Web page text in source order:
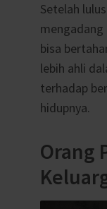
Setelah
bisa
lebih ahli
terhadap
hidupnya.
Orang